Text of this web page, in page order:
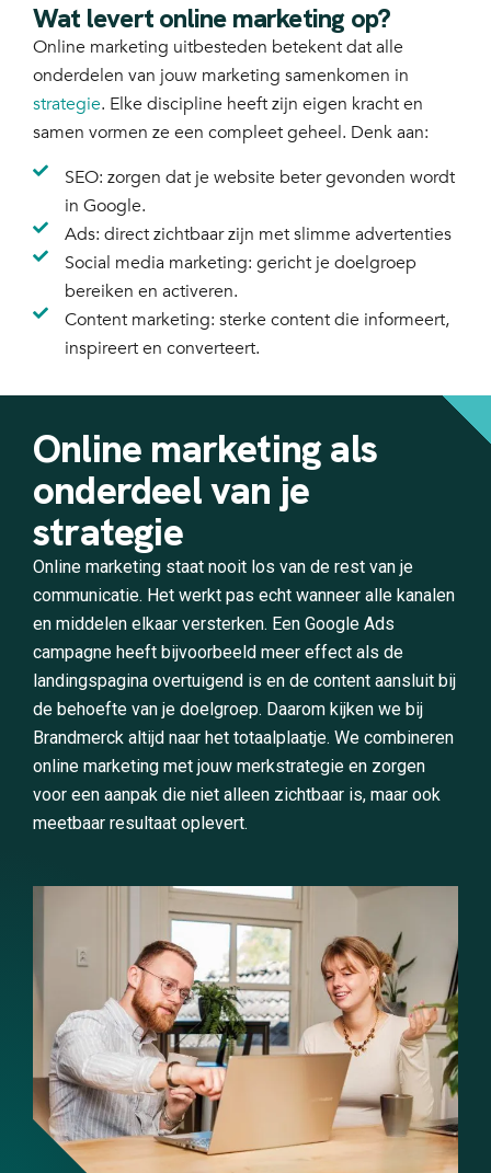
Wat levert online marketing op?
Online marketing uitbesteden betekent dat alle
onderdelen van jouw marketing samenkomen in
strategie. Elke discipline heeft zijn eigen kracht en
samen vormen ze een compleet geheel. Denk aan:
SEO: zorgen dat je website beter gevonden wordt
in Google.
Ads: direct zichtbaar zijn met slimme advertenties
Social media marketing: gericht je doelgroep
bereiken en activeren.
Content marketing: sterke content die informeert,
inspireert en converteert.
Online marketing als
onderdeel van je
strategie
Online marketing staat nooit los van de rest van je
communicatie. Het werkt pas echt wanneer alle kanalen
en middelen elkaar versterken. Een Google Ads
campagne heeft bijvoorbeeld meer effect als de
landingspagina overtuigend is en de content aansluit bij
de behoefte van je doelgroep. Daarom kijken we bij
Brandmerck altijd naar het totaalplaatje. We combineren
online marketing met jouw merkstrategie en zorgen
voor een aanpak die niet alleen zichtbaar is, maar ook
meetbaar resultaat oplevert.